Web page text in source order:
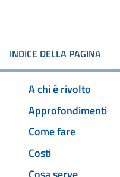
INDICE DELLA PAGINA
A chi è rivolto
Approfondimenti
Come fare
Costi